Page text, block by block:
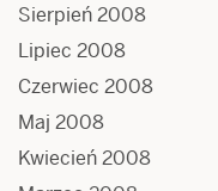
Sierpień 2008
Lipiec 2008
Czerwiec 2008
Maj 2008
Kwiecień 2008